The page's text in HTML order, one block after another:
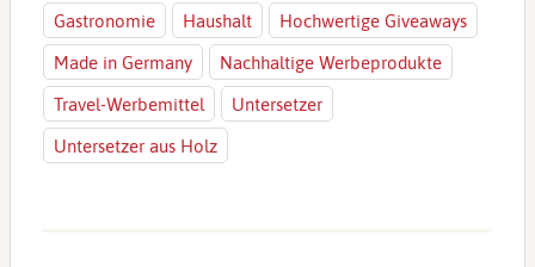
Gastronomie Haushalt Hochwertige Giveaways
Made in Germany Nachhaltige Werbeprodukte
Travel-Werbemittel Untersetzer
Untersetzer aus Holz